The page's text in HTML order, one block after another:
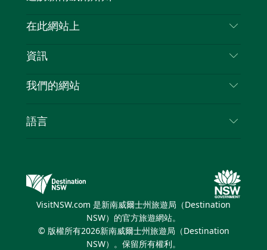
喳
聯絡我們
隱私
Cookie 通知
在此網站上
目的地
新南威爾斯州公路旅行
活動
資訊
旅行資訊
新南威爾斯的商業
我們的網站
新南威爾士州旅遊局（Destination NSW）媒體中
繽紛悉尼燈光音樂節
語言
VisitNSW.com 是新南威爾士州旅遊局（Destination
NSW）的官方旅遊網站。
© 版權所有2026新南威爾士州旅遊局（Destination
NSW）。保留所有權利。